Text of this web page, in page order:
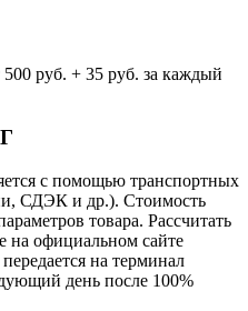
500 руб. + 35 руб. за каждый
с помощью транспортных
СДЭК и др.). Стоимость
товара. Рассчитать
на официальном сайте
на терминал
день после 100%